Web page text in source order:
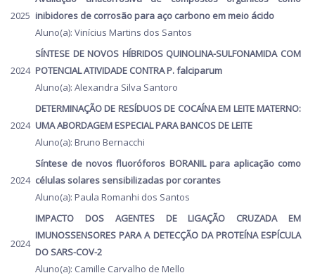
2025 inibidores de corrosão para aço carbono em meio ácido
Aluno(a): Vinícius Martins dos Santos
2024
SÍNTESE DE NOVOS HÍBRIDOS QUINOLINA-SULFONAMIDA COM
POTENCIAL ATIVIDADE CONTRA P. falciparum
Aluno(a): Alexandra Silva Santoro
2024
DETERMINAÇÃO DE RESÍDUOS DE COCAÍNA EM LEITE MATERNO:
UMA ABORDAGEM ESPECIAL PARA BANCOS DE LEITE
Aluno(a): Bruno Bernacchi
2024
Síntese de novos fluoróforos BORANIL para aplicação como
células solares sensibilizadas por corantes
Aluno(a): Paula Romanhi dos Santos
2024
IMPACTO DOS AGENTES DE LIGAÇÃO CRUZADA EM
IMUNOSSENSORES PARA A DETECÇÃO DA PROTEÍNA ESPÍCULA
DO SARS-COV-2
Aluno(a): Camille Carvalho de Mello